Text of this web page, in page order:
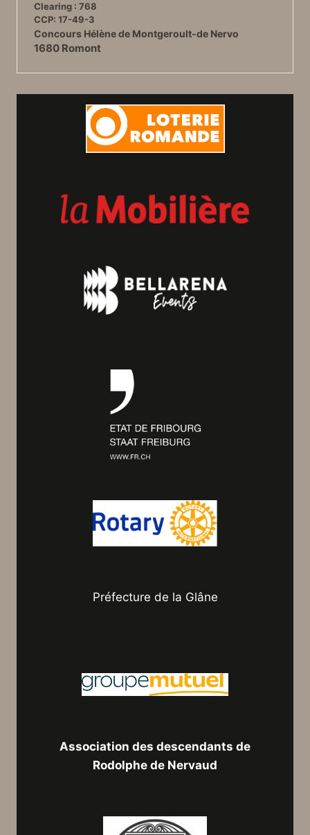
Clearing : 768
CCP: 17-49-3
Concours Hélène de Montgeroult-de Nervo
1680 Romont
Préfecture de la Glâne
Association des descendants de
Rodolphe de Nervaud